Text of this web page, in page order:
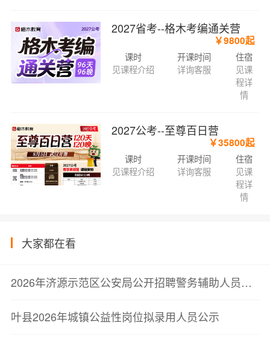
2027省考--格木考编通关营
￥9800起
课时
见课程介绍
开课时间
详询客服
住宿
见课
程详
情
2027公考--至尊百日营
￥35800起
课时
见课程介绍
开课时间
详询客服
住宿
见课
程详
情
大家都在看
2026年济源示范区公安局公开招聘警务辅助人员拟聘用人员公示
叶县2026年城镇公益性岗位拟录用人员公示